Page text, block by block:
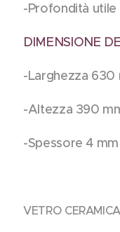
-Profondità
DIMENSIONE
-Larghezza 630
-Altezza 390
-Spessore 4 mm
VETRO